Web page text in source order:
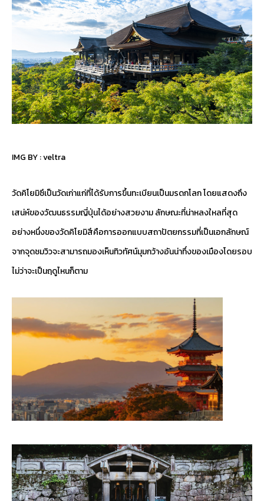
IMG BY :veltra
วัดคิโยมิซึเป็นวัดเก่าแก่ที่ได้รับการขึ้นทะเบียนเป็นมรดกโลก โดยแสดงถึง
เสน่ห์ของวัฒนธรรมญี่ปุ่นได้อย่างสวยงาม ลักษณะที่น่าหลงใหลที่สุด
อย่างหนึ่งของวัดคิโยมิสึคือการออกแบบสถาปัตยกรรมที่เป็นเอกลักษณ์
จากจุดชมวิวจะสามารถมองเห็นทิวทัศน์มุมกว้างอันน่าทึ่งของเมืองโดยรอบ
ไม่ว่าจะเป็นฤดูไหนก็ตาม